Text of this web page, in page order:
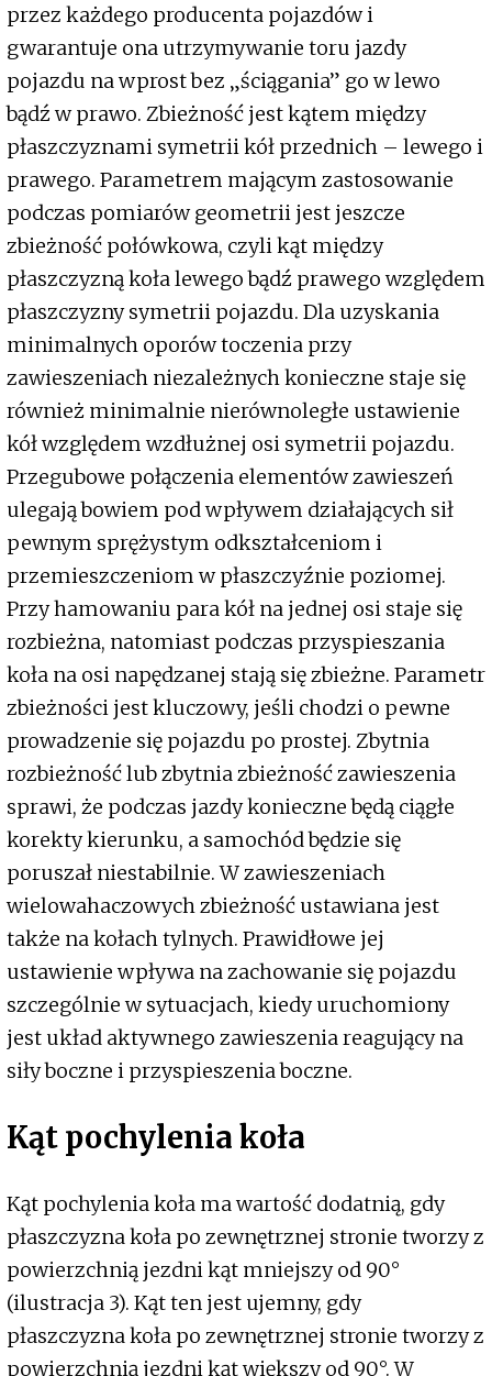
przez każdego producenta pojazdów i
gwarantuje ona utrzymywanie toru jazdy
pojazdu na wprost bez „ściągania” go w lewo
bądź w prawo. Zbieżność jest kątem między
płaszczyznami symetrii kół przednich – lewego i
prawego. Parametrem mającym zastosowanie
podczas pomiarów geometrii jest jeszcze
zbieżność połówkowa, czyli kąt między
płaszczyzną koła lewego bądź prawego względem
płaszczyzny symetrii pojazdu. Dla uzyskania
minimalnych oporów toczenia przy
zawieszeniach niezależnych konieczne staje się
również minimalnie nierównoległe ustawienie
kół względem wzdłużnej osi symetrii pojazdu.
Przegubowe połączenia elementów zawieszeń
ulegają bowiem pod wpływem działających sił
pewnym sprężystym odkształceniom i
przemieszczeniom w płaszczyźnie poziomej.
Przy hamowaniu para kół na jednej osi staje się
rozbieżna, natomiast podczas przyspieszania
koła na osi napędzanej stają się zbieżne. Parametr
zbieżności jest kluczowy, jeśli chodzi o pewne
prowadzenie się pojazdu po prostej. Zbytnia
rozbieżność lub zbytnia zbieżność zawieszenia
sprawi, że podczas jazdy konieczne będą ciągłe
korekty kierunku, a samochód będzie się
poruszał niestabilnie. W zawieszeniach
wielowahaczowych zbieżność ustawiana jest
także na kołach tylnych. Prawidłowe jej
ustawienie wpływa na zachowanie się pojazdu
szczególnie w sytuacjach, kiedy uruchomiony
jest układ aktywnego zawieszenia reagujący na
siły boczne i przyspieszenia boczne.
Kąt pochylenia koła
Kąt pochylenia koła ma wartość dodatnią, gdy
płaszczyzna koła po zewnętrznej stronie tworzy z
powierzchnią jezdni kąt mniejszy od 90°
(ilustracja 3). Kąt ten jest ujemny, gdy
płaszczyzna koła po zewnętrznej stronie tworzy z
powierzchnią jezdni kąt większy od 90°. W